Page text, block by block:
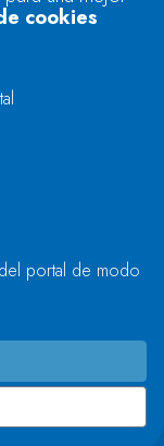
campo
cookies
portal de modo